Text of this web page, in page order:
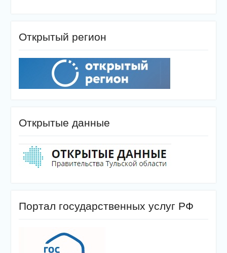
Открытый регион
Открытые данные
Портал государственных услуг РФ